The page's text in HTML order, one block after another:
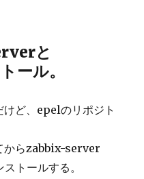
と
ール。
ど、epelのリポジト
からzabbix-server
トールする。